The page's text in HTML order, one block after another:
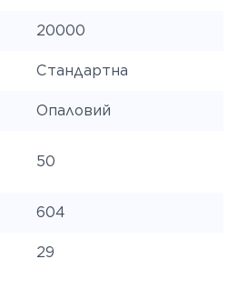
20000
Стандартна
Опаловий
50
604
29